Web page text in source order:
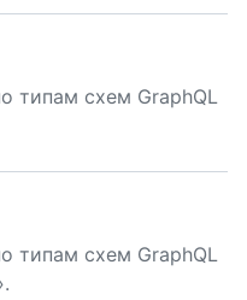
типам схем GraphQL
типам схем GraphQL